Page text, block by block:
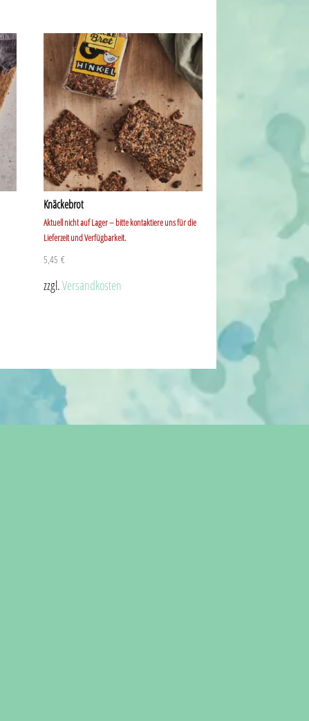
Knäckebrot
Aktuell nicht auf Lager – bitte kontaktiere uns für die
Lieferzeit und Verfügbarkeit.
5,45€
zzgl.Versandkosten